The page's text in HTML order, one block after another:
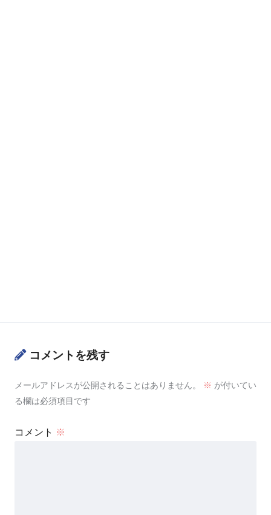
コメントを残す
メールアドレスが公開されることはありません。 ※ が付いてい
る欄は必須項目です
コメント ※